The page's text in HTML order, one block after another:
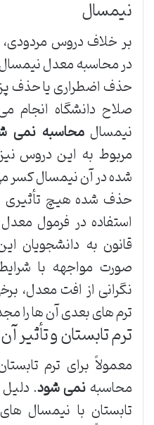
نیمسال
بر خلاف دروس
در محاسبه معدل
حذف اضطراری یا حذف
صلاح دانشگاه
نیمسالمحاسبه نمی
مربوط به این دروس
شده در آن نیمسال کسر
حذف شده هیچ تأثیری
استفاده در فرمول
قانون به دانشجویان
صورت مواجهه با
نگرانی از افت معدل،
ترم های بعدی آن ها را
ترم تابستان و
معمولاً برای ترم
محاسبهنمی شود.
تابستان با نیمسال